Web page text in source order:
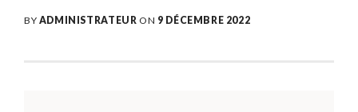
BY ADMINISTRATEUR ON 9 DÉCEMBRE 2022